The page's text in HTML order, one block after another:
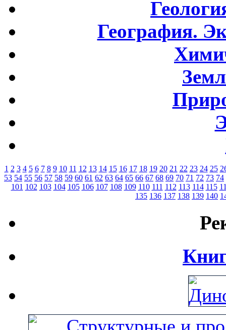
География.
1 2 3 4 5 6 7 8 9 10 11 12 13 14 15 16 17 18 19 20 21 22 23 24 25
53 54 55 56 57 58 59 60 61 62 63 64 65 66 67 68 69 70 71 72 73 74
101 102 103 104 105 106 107 108 109 110 111 112 113 114 115
135 136 137 138 139 140